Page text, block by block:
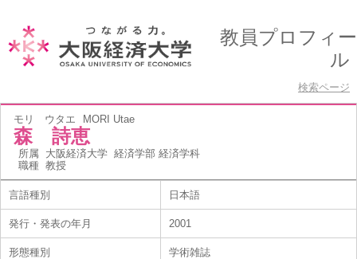
教員プロフィー
ル
検索ページ
モリ ウタエ MORI Utae
森 詩恵
所属 大阪経済大学 経済学部 経済学科
職種 教授
言語種別 日本語
発行・発表の年月 2001
形態種別 学術雑誌